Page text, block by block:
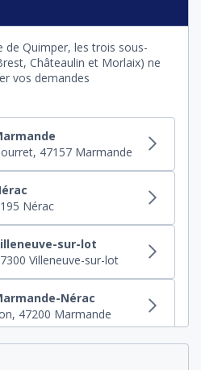
Quimper, les trois sous-
Châteaulin et Morlaix) ne
vos demandes
47157 Marmande
Nérac
sur-lot
Villeneuve-sur-lot
Nérac
47200 Marmande